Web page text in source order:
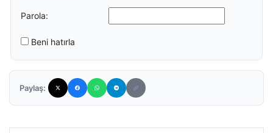
Parola:
Beni hatırla
Paylaş: